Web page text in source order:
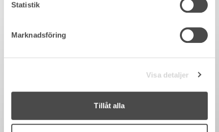
Statistik
Marknadsföring
Visa detaljer
Tillåt alla